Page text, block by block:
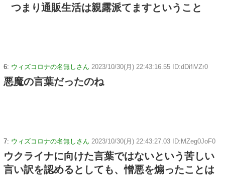
つまり通販生活は親露派てますということ
6: ウィズコロナの名無しさん 2023/10/30(月) 22:43:16.55 ID:dDifiVZr0
悪魔の言葉だったのね
7: ウィズコロナの名無しさん 2023/10/30(月) 22:43:27.03 ID:MZeg0JoF0
ウクライナに向けた言葉ではないという苦しい
言い訳を認めるとしても、憎悪を煽ったことは